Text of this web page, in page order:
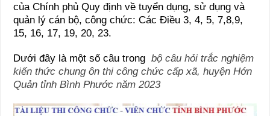
của Chính phủ Quy định về tuyển dụng, sử dụng và
quản lý cán bộ, công chức: Các Điều 3, 4, 5, 7,8,9,
15, 16, 17, 19, 20, 23.
Dưới đây là một số câu trongbộ câu hỏi trắc nghiệm
kiến thức chung ôn thi công chức cấp xã, huyện Hớn
Quản tỉnh Bình Phước năm 2023